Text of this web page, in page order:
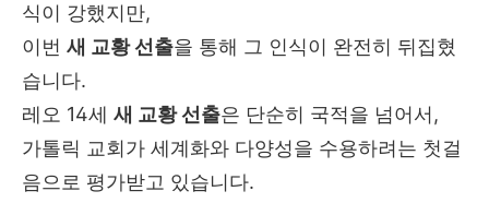
식이 강했지만,
이번 새 교황 선출을 통해 그 인식이 완전히 뒤집혔
습니다.
레오 14세 새 교황 선출은 단순히 국적을 넘어서,
가톨릭 교회가 세계화와 다양성을 수용하려는 첫걸
음으로 평가받고 있습니다.